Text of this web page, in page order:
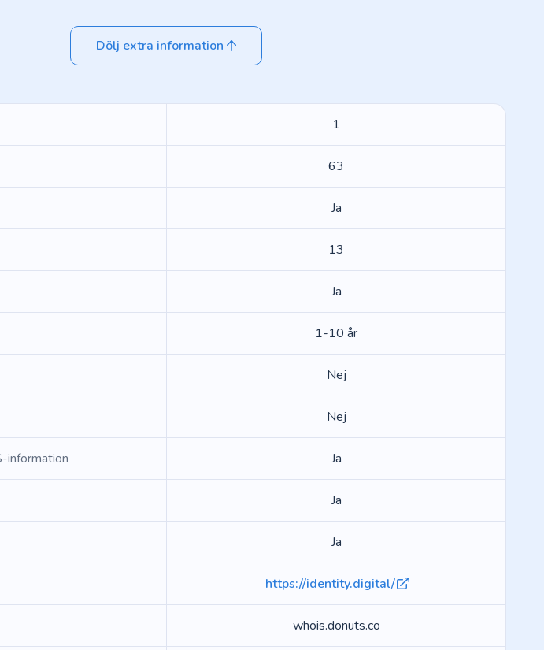
Dölj extra information
1
63
Ja
13
Ja
1-10 år
Nej
Nej
information Ja
Ja
Ja
https://identity.digital/
whois.donuts.co